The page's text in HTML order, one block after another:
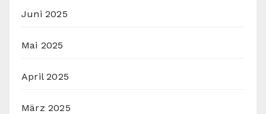
Juni 2025
Mai 2025
April 2025
März 2025